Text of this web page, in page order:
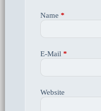
Name *
E-Mail *
Website